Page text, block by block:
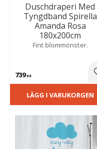
Duschdraperi Med
Tyngdband Spirella
Amanda Rosa
180x200cm
Fint blommönster.
739KR
LÄGG I VARUKORGEN